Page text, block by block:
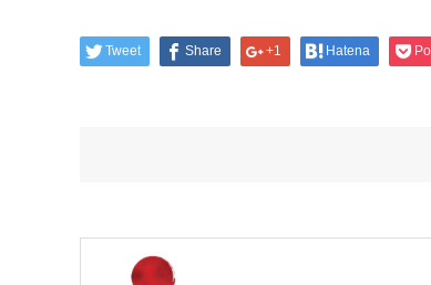
Tweet Share +1 Hatena